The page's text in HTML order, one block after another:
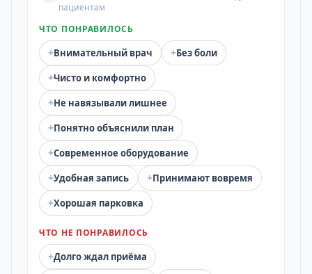
пациентам
ЧТО ПОНРАВИЛОСЬ
+Внимательный врач +Без боли
+Чисто и комфортно
+Не навязывали лишнее
+Понятно объяснили план
+Современное оборудование
+Удобная запись +Принимают вовремя
+Хорошая парковка
ЧТО НЕ ПОНРАВИЛОСЬ
+Долго ждал приёма